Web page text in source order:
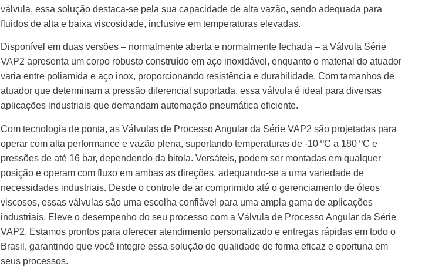
válvula, essa solução destaca-se pela sua capacidade de alta vazão, sendo adequada para
fluidos de alta e baixa viscosidade, inclusive em temperaturas elevadas.
Disponível em duas versões – normalmente aberta e normalmente fechada – a Válvula Série
VAP2 apresenta um corpo robusto construído em aço inoxidável, enquanto o material do atuador
varia entre poliamida e aço inox, proporcionando resistência e durabilidade. Com tamanhos de
atuador que determinam a pressão diferencial suportada, essa válvula é ideal para diversas
aplicações industriais que demandam automação pneumática eficiente.
Com tecnologia de ponta, as Válvulas de Processo Angular da Série VAP2 são projetadas para
operar com alta performance e vazão plena, suportando temperaturas de -10 ºC a 180 ºC e
pressões de até 16 bar, dependendo da bitola. Versáteis, podem ser montadas em qualquer
posição e operam com fluxo em ambas as direções, adequando-se a uma variedade de
necessidades industriais. Desde o controle de ar comprimido até o gerenciamento de óleos
viscosos, essas válvulas são uma escolha confiável para uma ampla gama de aplicações
industriais. Eleve o desempenho do seu processo com a Válvula de Processo Angular da Série
VAP2. Estamos prontos para oferecer atendimento personalizado e entregas rápidas em todo o
Brasil, garantindo que você integre essa solução de qualidade de forma eficaz e oportuna em
seus processos.